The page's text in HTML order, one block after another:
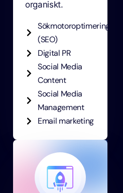
organiskt.
Sökmotoroptimering
(SEO)
Digital PR
Social Media
Content
Social Media
Management
Email marketing